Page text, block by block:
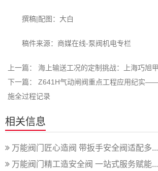
撰稿|配图：大白
稿件来源：商媒在线-泵阀机电专栏
上一篇： 海上输送工况的定制挑战：上海巧旭
下一篇： Z641H气动闸阀重点工程应用纪实
施全过程记录
相关信息
万能阀门匠心造阀 带扳手安全阀适配多...
万能阀门精工造安全阀 一站式服务赋能...